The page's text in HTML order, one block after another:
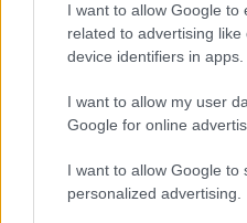
I want to allow Google to
related to advertising
device identifiers in apps.
I want to allow my user
Google for online
I want to allow Google to
personalized advertising.